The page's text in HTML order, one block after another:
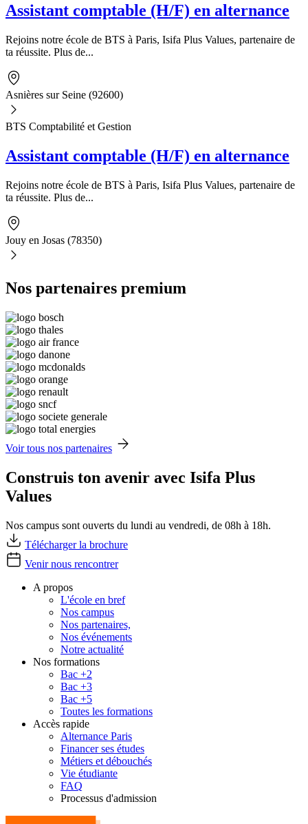
Assistant comptable (H/F) en alternance
Rejoins notre école de BTS à Paris, Isifa Plus Values, partenaire de
ta réussite. Plus de...
Asnières sur Seine (92600)
BTS Comptabilité et Gestion
Assistant comptable (H/F) en alternance
Rejoins notre école de BTS à Paris, Isifa Plus Values, partenaire de
ta réussite. Plus de...
Jouy en Josas (78350)
Nos partenaires premium
Voir tous nos partenaires
Construis ton avenir avec Isifa Plus
Values
Nos campus sont ouverts du lundi au vendredi, de 08h à 18h.
Télécharger la brochure
Venir nous rencontrer
A propos
L'école en bref
Nos campus
Nos partenaires,
Nos événements
Notre actualité
Nos formations
Bac +2
Bac +3
Bac +5
Toutes les formations
Accès rapide
Alternance Paris
Financer ses études
Métiers et débouchés
Vie étudiante
FAQ
Processus d'admission